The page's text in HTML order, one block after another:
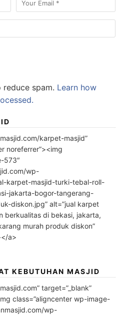
spam. Learn how
karpet-masjid”
noreferrer”><img
573″
wp-
karpet-masjid-turki-tebal-roll-
jakarta-bogor-tangerang-
diskon.jpg” alt=”jual karpet
berkualitas di bekasi, jakarta,
murah produk diskon”
a>
KEBUTUHAN MASJID
target=”_blank”
class=”aligncenter wp-image-
wp-